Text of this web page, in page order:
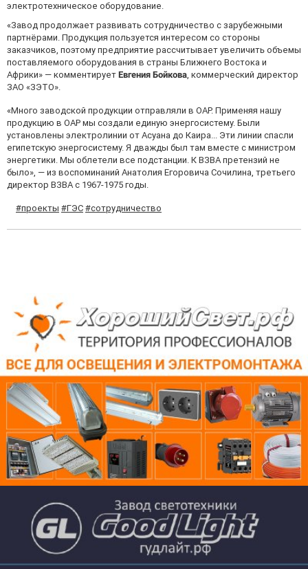
электротехническое оборудование.
«Завод продолжает развивать сотрудничество с зарубежными
партнёрами. Продукция пользуется интересом со стороны
заказчиков, поэтому предприятие рассчитывает увеличить объемы
поставляемого оборудования в страны Ближнего Востока и
Африки» — комментирует Евгения Бойкова, коммерческий директор
ЗАО «ЗЭТО».
«Много заводской продукции отправляли в ОАР. Применяя нашу
продукцию в ОАР мы создали единую энергосистему. Были
установлены электролинии от Асуана до Каира... Эти линии спасли
египетскую энергосистему. Я дважды был там вместе с министром
энергетики. Мы облетели все подстанции. К ВЗВА претензий не
было», — из воспоминаний Анатолия Егоровича Сочилина, третьего
директор ВЗВА с 1967-1975 годы.
#проекты #ГЭС #сотрудничество